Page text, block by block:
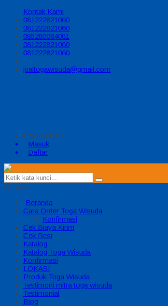
Kontak Kami
081222821060
081222821060
085280084081
081222821060
081222821060
jualtogawisuda@gmail.com
Halo, Guest!
Masuk
Daftar
MENU
Beranda
Cara Order Toga Wisuda
Konfirmasi
Cek Biaya Kirim
Cek Resi
Katalog
Katalog Toga Wisuda
Konfirmasi
LOKASI
Produk Toga Wisuda
Testimoni mitra toga wisuda
Testimonial
Blog